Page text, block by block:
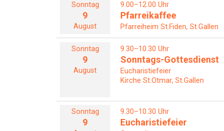
Sonntag
9
August
9.00–12.00 Uhr
Pfarreikaffee
Pfarreiheim St.Fiden, St.Gallen
Sonntag
9
August
9.30–10.30 Uhr
Sonntags-Gottesdienst
Eucharistiefeier
Kirche St.Otmar, St.Gallen
Sonntag
9
9.30–10.30 Uhr
Eucharistiefeier